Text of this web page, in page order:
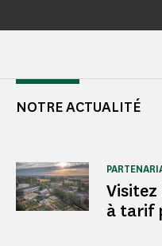
NOTRE ACTUALITÉ
à tarif